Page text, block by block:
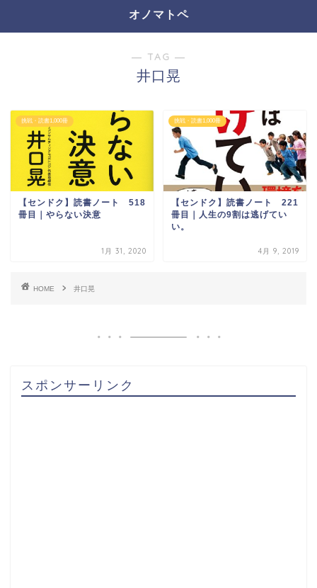
オノマトペ
― TAG ―
井口晃
挑戦・読書1,000冊
【センドク】読書ノート 518
冊目｜やらない決意
1月 31, 2020
挑戦・読書1,000冊
【センドク】読書ノート 221
冊目｜人生の9割は逃げてい
い。
4月 9, 2019
HOME 井口晃
スポンサーリンク